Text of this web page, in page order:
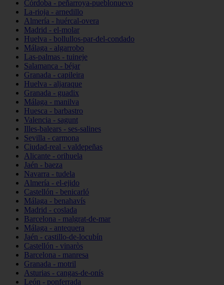
Córdoba - peñarroya-pueblonuevo
La-rioja - arnedillo
Almería - huércal-overa
Madrid - el-molar
Huelva - bollullos-par-del-condado
Málaga - algarrobo
Las-palmas - tuineje
Salamanca - béjar
Granada - capileira
Huelva - aljaraque
Granada - guadix
Málaga - manilva
Huesca - barbastro
Valencia - sagunt
Illes-balears - ses-salines
Sevilla - carmona
Ciudad-real - valdepeñas
Alicante - orihuela
Jaén - baeza
Navarra - tudela
Almería - el-ejido
Castellón - benicarló
Málaga - benahavís
Madrid - coslada
Barcelona - malgrat-de-mar
Málaga - antequera
Jaén - castillo-de-locubín
Castellón - vinaròs
Barcelona - manresa
Granada - motril
Asturias - cangas-de-onís
León - ponferrada